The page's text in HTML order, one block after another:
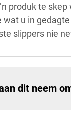
produk te
wat u in
slippers nie
dit neem